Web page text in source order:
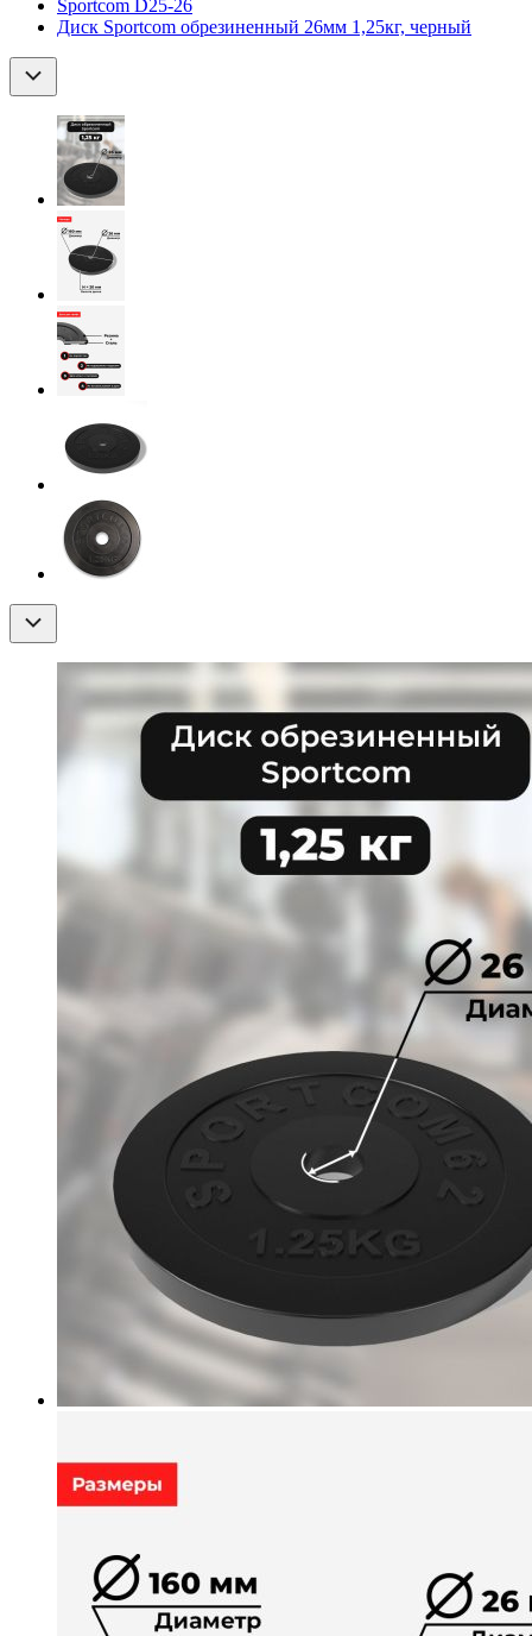
Sportcom D25-26
Диск Sportcom обрезиненный 26мм 1,25кг, черный